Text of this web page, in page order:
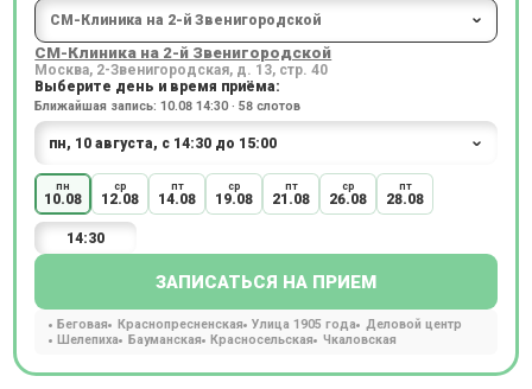
СМ-Клиника на 2-й Звенигородской
Москва, 2-Звенигородская, д. 13, стр. 40
Выберите день и время приёма:
Ближайшая запись: 10.08 14:30 · 58 слотов
пн
10.08
ср
12.08
пт
14.08
ср
19.08
пт
21.08
ср
26.08
пт
28.08
14:30
ЗАПИСАТЬСЯ НА ПРИЕМ
Беговая Краснопресненская Улица 1905 года
Деловой центр
Шелепиха
Бауманская Красносельская Чкаловская